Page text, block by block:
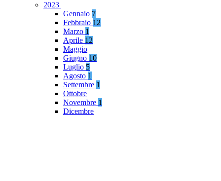
2023
Gennaio 7
Febbraio 12
Marzo 1
Aprile 12
Maggio
Giugno 10
Luglio 5
Agosto 1
Settembre 1
Ottobre
Novembre 1
Dicembre